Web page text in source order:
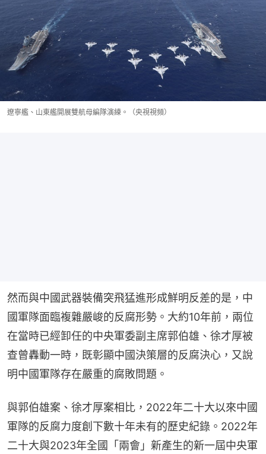
遼寧艦、山東艦開展雙航母編隊演練。（央視視頻）
然而與中國武器裝備突飛猛進形成鮮明反差的是，中
國軍隊面臨複雜嚴峻的反腐形勢。大約10年前，兩位
在當時已經卸任的中央軍委副主席郭伯雄、徐才厚被
查曾轟動一時，既彰顯中國決策層的反腐決心，又說
明中國軍隊存在嚴重的腐敗問題。
與郭伯雄案、徐才厚案相比，2022年二十大以來中國
軍隊的反腐力度創下數十年未有的歷史紀錄。2022年
二十大與2023年全國「兩會」新產生的新一屆中央軍